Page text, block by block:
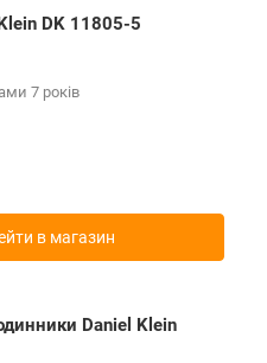
DK 11805-5
7 років
в магазин
Daniel Klein